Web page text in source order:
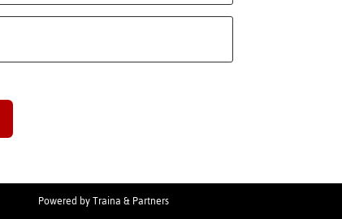
Powered byTraina & Partners